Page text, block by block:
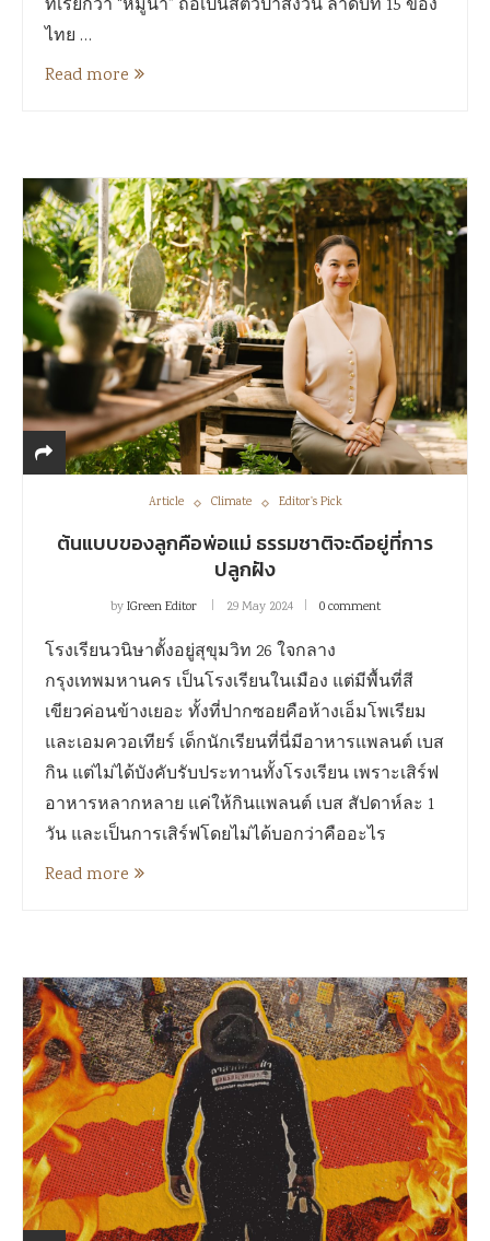
ที่เรียกว่า “หมูน้ำ” ถือเป็นสัตว์ป่าสงวน ลำดับที่ 15 ของ
ไทย …
Read more
Article Climate Editor's Pick
ต้นแบบของลูกคือพ่อแม่ ธรรมชาติจะดีอยู่ที่การ
ปลูกฝัง
byIGreen Editor 29 May 2024 0 comment
โรงเรียนวนิษาตั้งอยู่สุขุมวิท 26 ใจกลาง
กรุงเทพมหานคร เป็นโรงเรียนในเมือง แต่มีพื้นที่สี
เขียวค่อนข้างเยอะ ทั้งที่ปากซอยคือห้างเอ็มโพเรียม
และเอมควอเทียร์ เด็กนักเรียนที่นี่มีอาหารแพลนต์ เบส
กิน แต่ไม่ได้บังคับรับประทานทั้งโรงเรียน เพราะเสิร์ฟ
อาหารหลากหลาย แค่ให้กินแพลนต์ เบส สัปดาห์ละ 1
วัน และเป็นการเสิร์ฟโดยไม่ได้บอกว่าคืออะไร
Read more